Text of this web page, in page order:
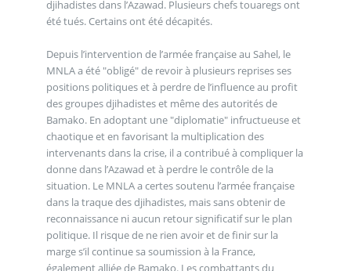
djihadistes dans l’Azawad. Plusieurs chefs touaregs ont
été tués. Certains ont été décapités.
Depuis l’intervention de l’armée française au Sahel, le
MNLA a été "obligé" de revoir à plusieurs reprises ses
positions politiques et à perdre de l’influence au profit
des groupes djihadistes et même des autorités de
Bamako. En adoptant une "diplomatie" infructueuse et
chaotique et en favorisant la multiplication des
intervenants dans la crise, il a contribué à compliquer la
donne dans l’Azawad et à perdre le contrôle de la
situation. Le MNLA a certes soutenu l’armée française
dans la traque des djihadistes, mais sans obtenir de
reconnaissance ni aucun retour significatif sur le plan
politique. Il risque de ne rien avoir et de finir sur la
marge s’il continue sa soumission à la France,
également alliée de Bamako. Les combattants du